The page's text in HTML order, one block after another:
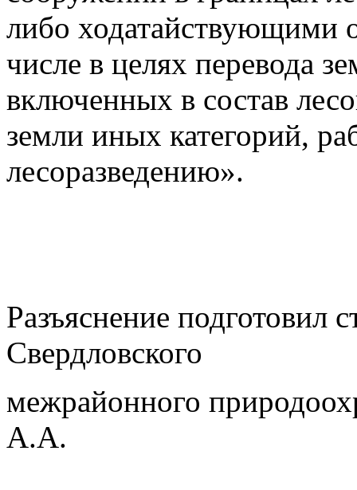
либо ходатайствующими
числе в целях перевода
включенных в состав
земли иных категорий,
лесоразведению».
Разъяснение
Свердловского
межрайонного
А.А.